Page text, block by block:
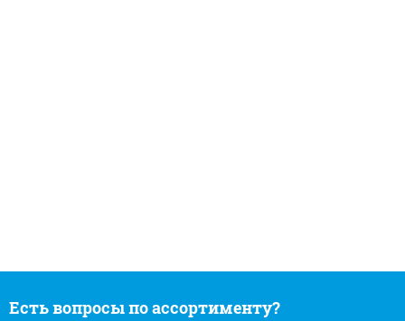
Есть вопросы по ассортименту?